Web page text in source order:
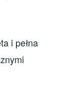
i pełna